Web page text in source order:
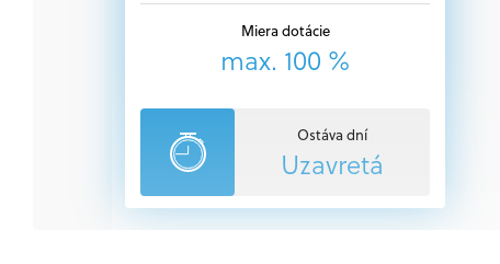
Miera dotácie
max. 100 %
Ostáva dní
Uzavretá